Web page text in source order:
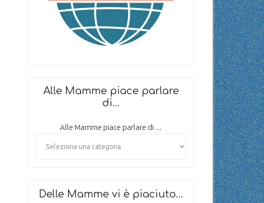
Alle Mamme piace parlare
di…
Alle Mamme piace parlare di…
Delle Mamme vi è piaciuto…